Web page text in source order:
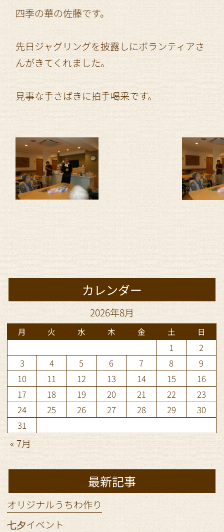
四季の華の佐藤です。
先日ジャグリングを披露しにボランティアさ
んがきてくれました。
見事な手さばきに拍手喝采です。
カレンダー
2026年8月
月 火 水 木 金 土 日
1
2
3
4 5 6 7 8
9
10
11 12 13 14 15
16
17
18 19 20 21 22
23
24
25 26 27 28 29
30
31
« 7月
最新記事
オリジナルうちわ作り
七夕イベント